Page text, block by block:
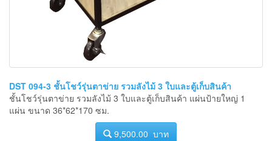
DST 094-3 ชั้นโชว์รุ่นตาข่าย รวมลังไม้ 3 ใบและตู้เก็บสินค้า
ชั้นโชว์รุ่นตาข่าย รวมลังไม้ 3 ใบและตู้เก็บสินค้า แผ่นป้ายใหญ่ 1
แผ่น ขนาด 36*62*170 ซม.
9,500.00 บาท